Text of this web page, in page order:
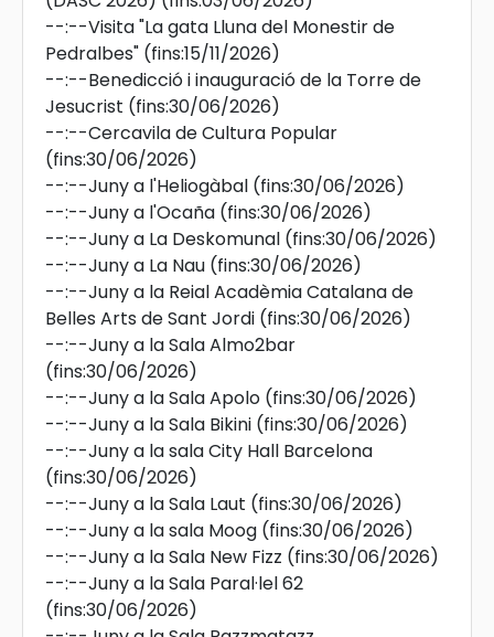
--:--Visita "La gata Lluna del Monestir de
Pedralbes" (fins:15/11/2026)
--:--Benedicció i inauguració de la Torre de
Jesucrist (fins:30/06/2026)
--:--Cercavila de Cultura Popular
(fins:30/06/2026)
--:--Juny a l'Heliogàbal (fins:30/06/2026)
--:--Juny a l'Ocaña (fins:30/06/2026)
--:--Juny a La Deskomunal (fins:30/06/2026)
--:--Juny a La Nau (fins:30/06/2026)
--:--Juny a la Reial Acadèmia Catalana de
Belles Arts de Sant Jordi (fins:30/06/2026)
--:--Juny a la Sala Almo2bar
(fins:30/06/2026)
--:--Juny a la Sala Apolo (fins:30/06/2026)
--:--Juny a la Sala Bikini (fins:30/06/2026)
--:--Juny a la sala City Hall Barcelona
(fins:30/06/2026)
--:--Juny a la Sala Laut (fins:30/06/2026)
--:--Juny a la sala Moog (fins:30/06/2026)
--:--Juny a la Sala New Fizz (fins:30/06/2026)
--:--Juny a la Sala Paral·lel 62
(fins:30/06/2026)